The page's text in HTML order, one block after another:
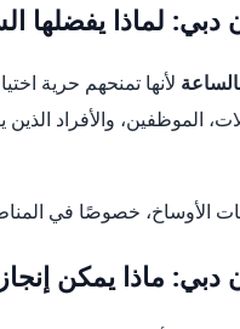
لماذا يفضلها
لأنها تمنحهم حرية
الموظفين، والأفراد
الأوساخ، خصوصًا في
ماذا يمكن